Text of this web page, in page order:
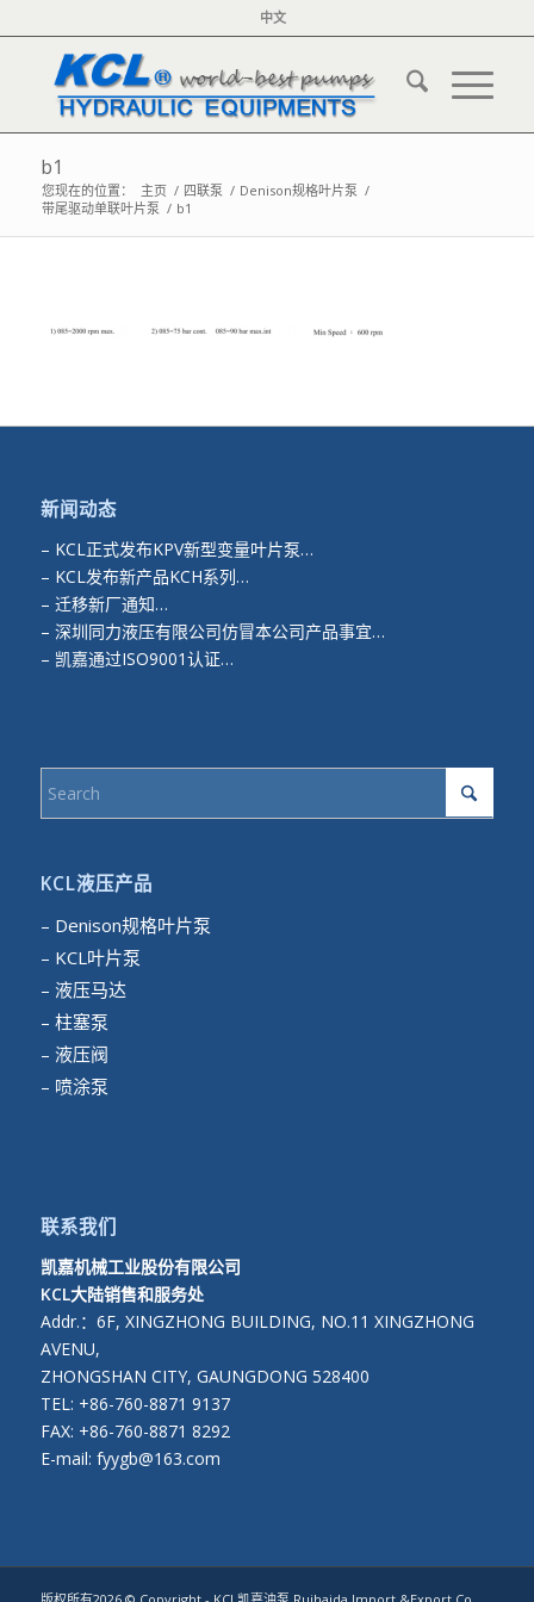
中文
b1
您现在的位置： 主页 / 四联泵 / Denison规格叶片泵 /
带尾驱动单联叶片泵 / b1
新闻动态
– KCL正式发布KPV新型变量叶片泵…
– KCL发布新产品KCH系列…
– 迁移新厂通知…
– 深圳同力液压有限公司仿冒本公司产品事宜…
– 凯嘉通过ISO9001认证…
KCL液压产品
– Denison规格叶片泵
– KCL叶片泵
– 液压马达
– 柱塞泵
– 液压阀
– 喷涂泵
联系我们
凯嘉机械工业股份有限公司
KCL大陆销售和服务处
Addr.：6F, XINGZHONG BUILDING, NO.11 XINGZHONG
AVENU,
ZHONGSHAN CITY, GAUNGDONG 528400
TEL: +86-760-8871 9137
FAX: +86-760-8871 8292
E-mail: fyygb@163.com